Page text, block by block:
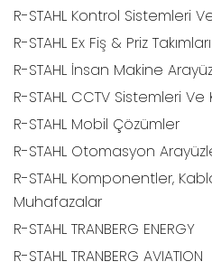
R-STAHL Kontrol Sistemleri
R-STAHL Ex Fiş & Priz Takımları
R-STAHL İnsan Makine
R-STAHL CCTV Sistemleri
R-STAHL Mobil Çözümler
R-STAHL Otomasyon
R-STAHL Komponentler,
Muhafazalar
R-STAHL TRANBERG ENERGY
R-STAHL TRANBERG AVIATION